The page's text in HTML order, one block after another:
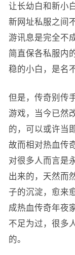
让长幼白和新小
新网址私服之间
游讯息是完全不
简直保各私服内
稳的小白，是名
但是，传奇别传
游戏，当今已然
的，可以或许当
故而相对热血传
对很多人而言是
出来的，天然而
子的沉淀，愈来
成热血传奇年夜
不足为过，很多
的。